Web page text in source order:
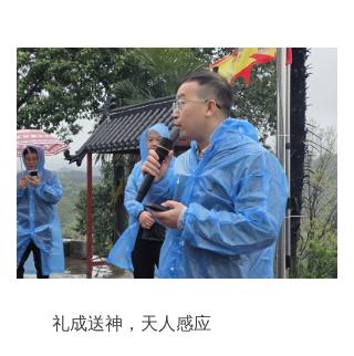
礼成送神，天人感应